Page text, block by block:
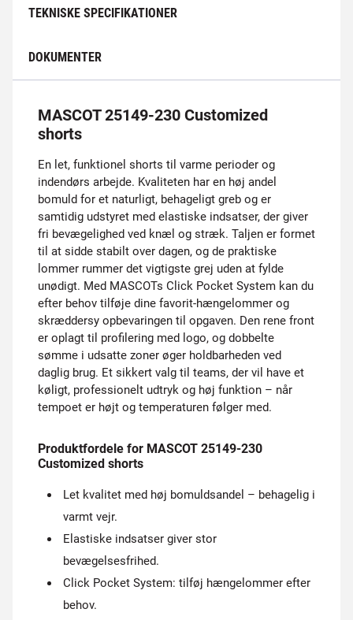
TEKNISKE SPECIFIKATIONER
DOKUMENTER
MASCOT 25149-230 Customized
shorts
En let, funktionel shorts til varme perioder og
indendørs arbejde. Kvaliteten har en høj andel
bomuld for et naturligt, behageligt greb og er
samtidig udstyret med elastiske indsatser, der giver
fri bevægelighed ved knæl og stræk. Taljen er formet
til at sidde stabilt over dagen, og de praktiske
lommer rummer det vigtigste grej uden at fylde
unødigt. Med MASCOTs Click Pocket System kan du
efter behov tilføje dine favorit-hængelommer og
skræddersy opbevaringen til opgaven. Den rene front
er oplagt til profilering med logo, og dobbelte
sømme i udsatte zoner øger holdbarheden ved
daglig brug. Et sikkert valg til teams, der vil have et
køligt, professionelt udtryk og høj funktion – når
tempoet er højt og temperaturen følger med.
Produktfordele for MASCOT 25149-230
Customized shorts
Let kvalitet med høj bomuldsandel – behagelig i
varmt vejr.
Elastiske indsatser giver stor
bevægelsesfrihed.
Click Pocket System: tilføj hængelommer efter
behov.